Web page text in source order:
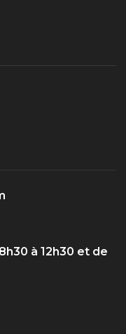
à 12h30 et de